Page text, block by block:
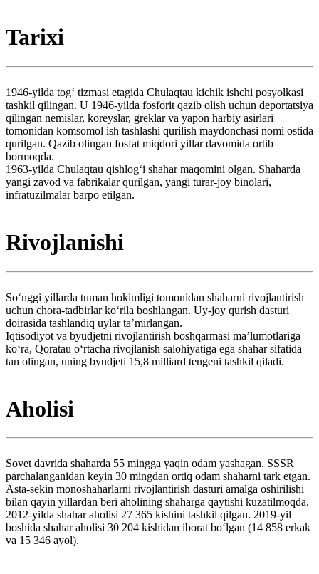
Tarixi
1946-yilda togʻ tizmasi etagida Chulaqtau kichik ishchi posyolkasi
tashkil qilingan. U 1946-yilda fosforit qazib olish uchun deportatsiya
qilingan nemislar, koreyslar, greklar va yapon harbiy asirlari
tomonidan komsomol ish tashlashi qurilish maydonchasi nomi ostida
qurilgan. Qazib olingan fosfat miqdori yillar davomida ortib
bormoqda.
1963-yilda Chulaqtau qishlogʻi shahar maqomini olgan. Shaharda
yangi zavod va fabrikalar qurilgan, yangi turar-joy binolari,
infratuzilmalar barpo etilgan.
Rivojlanishi
So‘nggi yillarda tuman hokimligi tomonidan shaharni rivojlantirish
uchun chora-tadbirlar ko‘rila boshlangan. Uy-joy qurish dasturi
doirasida tashlandiq uylar taʼmirlangan.
Iqtisodiyot va byudjetni rivojlantirish boshqarmasi maʼlumotlariga
koʻra, Qoratau oʻrtacha rivojlanish salohiyatiga ega shahar sifatida
tan olingan, uning byudjeti 15,8 milliard tengeni tashkil qiladi.
Aholisi
Sovet davrida shaharda 55 mingga yaqin odam yashagan. SSSR
parchalanganidan keyin 30 mingdan ortiq odam shaharni tark etgan.
Asta-sekin monoshaharlarni rivojlantirish dasturi amalga oshirilishi
bilan qayin yillardan beri aholining shaharga qaytishi kuzatilmoqda.
2012-yilda shahar aholisi 27 365 kishini tashkil qilgan. 2019-yil
boshida shahar aholisi 30 204 kishidan iborat boʻlgan (14 858 erkak
va 15 346 ayol).